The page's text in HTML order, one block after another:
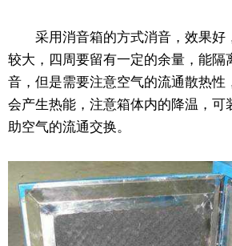
采用消音箱的方式消音，效果好
较大，四周要留有一定的余量，能隔
音，但是需要注意空气的流通散热性
会产生热能，注意箱体内的降温，可
助空气的流通交换。